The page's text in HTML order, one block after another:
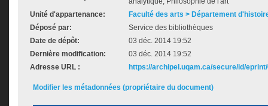
Unité d'appartenance:
Faculté des arts > Département
Déposé par:
Service des bibliothèques
Date de dépôt:
03 déc. 2014 19:52
Dernière modification:
03 déc. 2014 19:52
Adresse URL :
https://archipel.uqam.ca/secure/id/
Modifier les métadonnées (propriétaire du document)